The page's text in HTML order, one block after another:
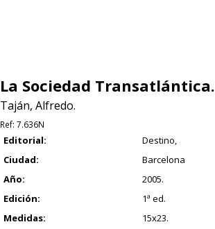
La Sociedad Transatlántica.
Taján, Alfredo.
Ref: 7.636N
Editorial:
Destino,
Ciudad:
Barcelona
Año:
2005.
Edición:
1ª ed.
Medidas:
15x23.